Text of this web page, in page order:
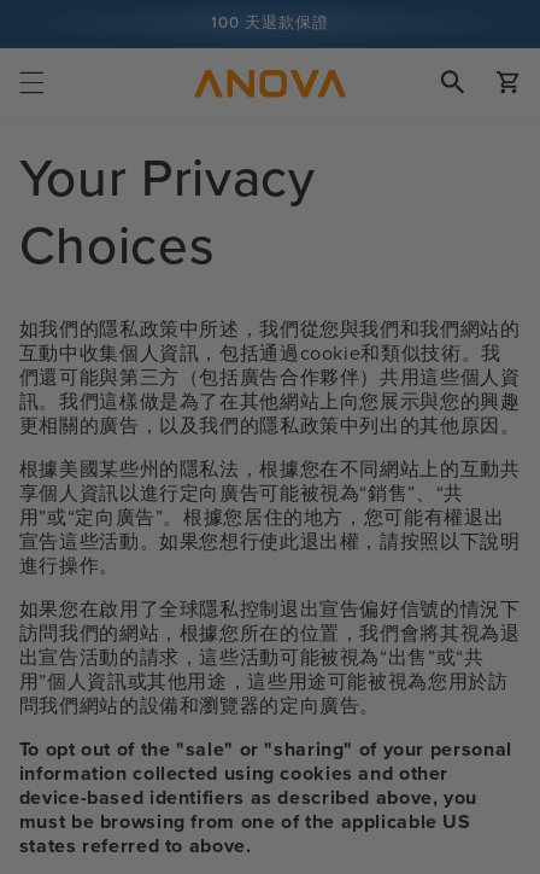
100 天退款保證
超過 1 億名廚師，而且還在增加中
物
Your Privacy
Choices
如我們的隱私政策中所述，我們從您與我們和我們網站的
互動中收集個人資訊，包括通過cookie和類似技術。我
們還可能與第三方（包括廣告合作夥伴）共用這些個人資
訊。我們這樣做是為了在其他網站上向您展示與您的興趣
更相關的廣告，以及我們的隱私政策中列出的其他原因。
根據美國某些州的隱私法，根據您在不同網站上的互動共
享個人資訊以進行定向廣告可能被視為“銷售”、“共
用”或“定向廣告”。根據您居住的地方，您可能有權退出
宣告這些活動。如果您想行使此退出權，請按照以下說明
進行操作。
如果您在啟用了全球隱私控制退出宣告偏好信號的情況下
訪問我們的網站，根據您所在的位置，我們會將其視為退
出宣告活動的請求，這些活動可能被視為“出售”或“共
用”個人資訊或其他用途，這些用途可能被視為您用於訪
問我們網站的設備和瀏覽器的定向廣告。
To opt out of the "sale" or "sharing" of your personal
information collected using cookies and other
device-based identifiers as described above, you
must be browsing from one of the applicable US
states referred to above.